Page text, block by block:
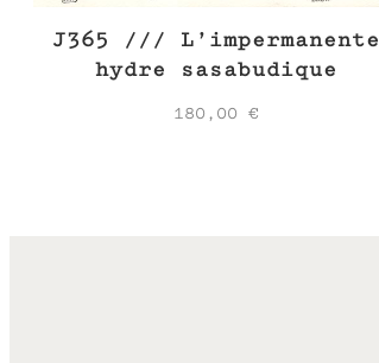
J365 /// L’impermanente
hydre sasabudique
180,00€